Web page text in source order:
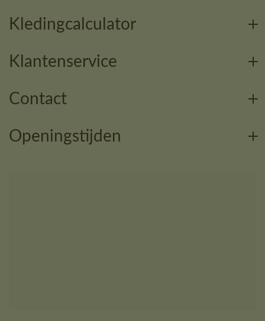
Kledingcalculator
Klantenservice
Contact
Openingstijden